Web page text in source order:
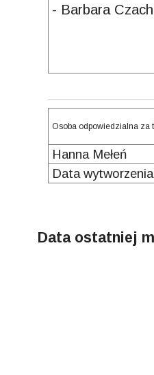
- Barbara
Osoba odpowiedzialna za
Hanna Mełeń
Data
Data ostatniej